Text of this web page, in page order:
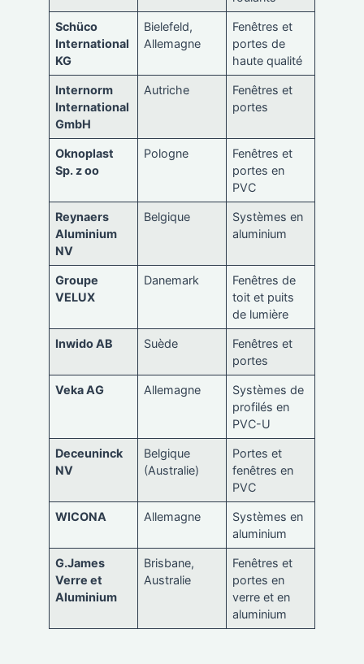
Schüco
International
KG
Bielefeld,
Allemagne
Fenêtres et
portes de
haute qualité
Internorm
International
GmbH
Autriche
Fenêtres et
portes
Oknoplast
Sp. z oo
Pologne
Fenêtres et
portes en
PVC
Reynaers
Aluminium
NV
Belgique
Systèmes en
aluminium
Groupe
VELUX
Danemark
Fenêtres de
toit et puits
de lumière
Inwido AB Suède
Fenêtres et
portes
Veka AG Allemagne
Systèmes de
profilés en
PVC-U
Deceuninck
NV
Belgique
(Australie)
Portes et
fenêtres en
PVC
WICONA Allemagne
Systèmes en
aluminium
G.James
Verre et
Aluminium
Brisbane,
Australie
Fenêtres et
portes en
verre et en
aluminium